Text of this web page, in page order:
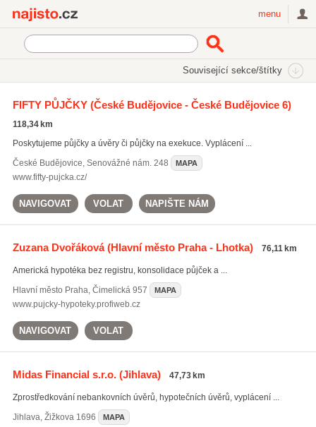
menu
Související sekce/štítky
Právo a finance
Nebankovní úvěry a půjčky
Nebankovní hypotéky
FIFTY PŮJČKY(České Budějovice - České Budějovice 6)
118,34 km
Poskytujeme půjčky a úvěry či půjčky na exekuce. Vyplácení ...
České Budějovice, Senovážné nám. 248 MAPA
www.fifty-pujcka.cz/
NAVIGOVAT VOLAT NAPIŠTE NÁM
Zuzana Dvořáková(Hlavní město Praha - Lhotka) 76,11 km
Americká hypotéka bez registru, konsolidace půjček a ...
Hlavní město Praha, Čimelická 957 MAPA
www.pujcky-hypoteky.profiweb.cz
NAVIGOVAT VOLAT
Midas Financial s.r.o.(Jihlava) 47,73 km
Zprostředkování nebankovních úvěrů, hypotečních úvěrů, vyplácení ...
Jihlava, Žižkova 1696 MAPA